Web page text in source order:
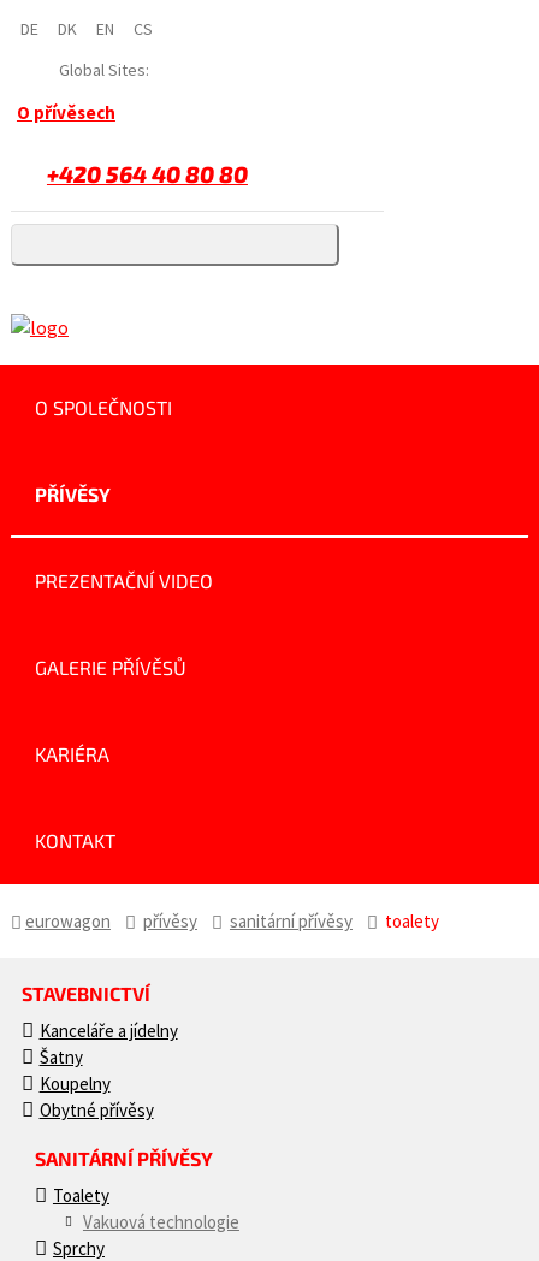
DE DK EN
CS
Global Sites:
O přívěsech
+420 564 40 80 80
O SPOLEČNOSTI
PŘÍVĚSY
PREZENTAČNÍ VIDEO
GALERIE PŘÍVĚSŮ
KARIÉRA
KONTAKT
eurowagon přívěsy sanitární přívěsy toalety
STAVEBNICTVÍ
Kanceláře a jídelny
Šatny
Koupelny
Obytné přívěsy
SANITÁRNÍ PŘÍVĚSY
Toalety
Vakuová technologie
Sprchy